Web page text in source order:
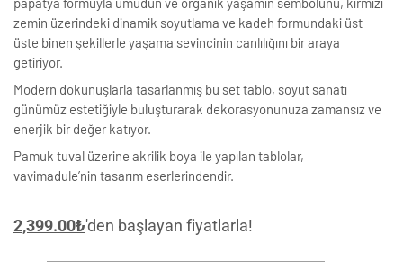
zemin üzerindeki dinamik soyutlama ve kadeh formundaki üst
üste binen şekillerle yaşama sevincinin canlılığını bir araya
getiriyor.
Modern dokunuşlarla tasarlanmış bu set tablo, soyut sanatı
günümüz estetiğiyle buluşturarak dekorasyonunuza zamansız ve
enerjik bir değer katıyor.
Pamuk tuval üzerine akrilik boya ile yapılan tablolar,
vavimadule’nin tasarım eserlerindendir.
2,399.00₺'den başlayan fiyatlarla!